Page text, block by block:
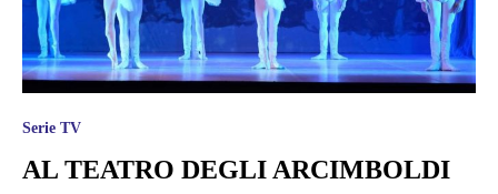
Serie TV
AL TEATRO DEGLI ARCIMBOLDI